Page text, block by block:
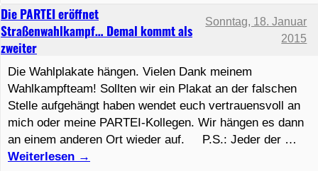
Die PARTEI eröffnet
Straßenwahlkampf… Demal kommt als
zweiter
Sonntag, 18. Januar
2015
Die Wahlplakate hängen. Vielen Dank meinem
Wahlkampfteam! Sollten wir ein Plakat an der falschen
Stelle aufgehängt haben wendet euch vertrauensvoll an
mich oder meine PARTEI-Kollegen. Wir hängen es dann
an einem anderen Ort wieder auf. P.S.: Jeder der …
Weiterlesen →